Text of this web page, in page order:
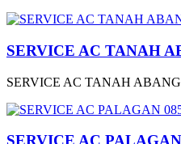
SERVICE AC TANAH
SERVICE AC TANAH
SERVICE AC